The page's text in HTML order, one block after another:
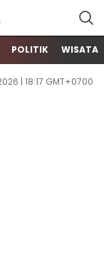
POLITIK WISATA
| 18:17 GMT+0700